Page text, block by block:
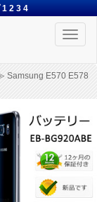
1 2 3 4
Toggle
Samsung E570 E578